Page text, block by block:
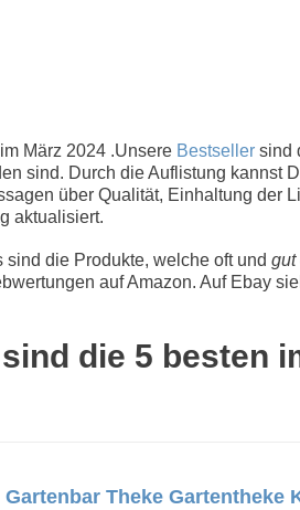
im März 2024 .Unsere Bestseller sind
sind. Durch die Auflistung kannst
über Qualität, Einhaltung der
aktualisiert.
die Produkte, welche oft und gut
auf Amazon. Auf Ebay
die 5 besten
Theke Gartentheke